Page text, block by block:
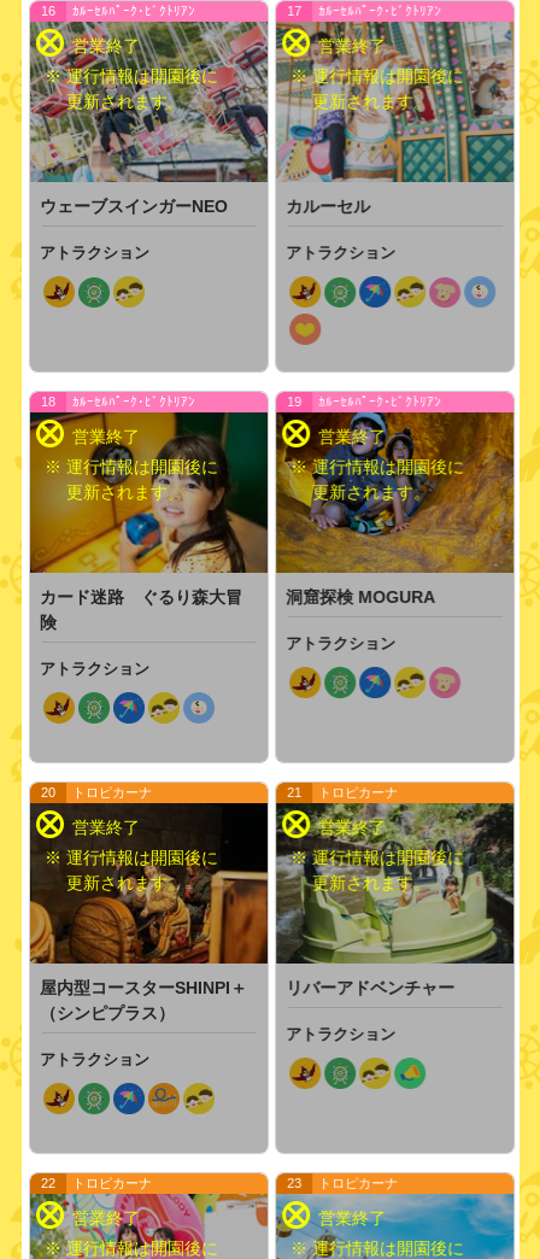
16 ｶﾙｰｾﾙﾊﾟｰｸ･ﾋﾞｸﾄﾘｱﾝ
※ 運行情報は開園後に
更新されます。
ウェーブスインガーNEO
アトラクション
17 ｶﾙｰｾﾙﾊﾟｰｸ･ﾋﾞｸﾄﾘｱﾝ
※ 運行情報は開園後に
更新されます。
カルーセル
アトラクション
18 ｶﾙｰｾﾙﾊﾟｰｸ･ﾋﾞｸﾄﾘｱﾝ
※ 運行情報は開園後に
更新されます。
カード迷路 ぐるり森大冒
険
アトラクション
19 ｶﾙｰｾﾙﾊﾟｰｸ･ﾋﾞｸﾄﾘｱﾝ
※ 運行情報は開園後に
更新されます。
洞窟探検 MOGURA
アトラクション
20 トロピカーナ
※ 運行情報は開園後に
更新されます。
屋内型コースターSHINPI＋
（シンピプラス）
アトラクション
21 トロピカーナ
※ 運行情報は開園後に
更新されます。
リバーアドベンチャー
アトラクション
22 トロピカーナ
※ 運行情報は開園後に
23 トロピカーナ
※ 運行情報は開園後に